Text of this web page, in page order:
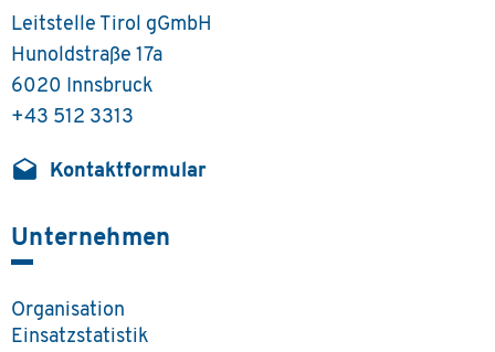
Leitstelle Tirol gGmbH
Hunoldstraße 17a
6020 Innsbruck
+43 512 3313
drafts Kontaktformular
Unternehmen
Organisation
Einsatzstatistik